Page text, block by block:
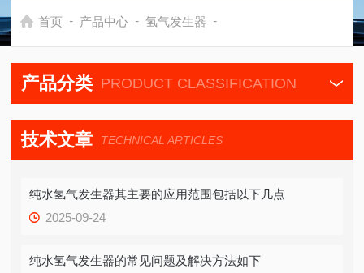
首页 - 产品中心 - 氢气发生器 -
产品分类 PRODUCT CLASSIFICATION
技术文章 TECHNICAL ARTICLES
纯水氢气发生器其主要的应用范围包括以下几点
2025-09-24
纯水氢气发生器的常见问题及解决方法如下